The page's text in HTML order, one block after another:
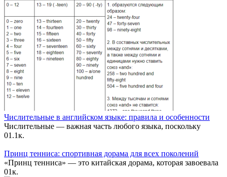
Числительные в английском языке: правила и особенности
Числительные — важная часть любого языка, поскольку
01.1к.
Принц тенниса: спортивная дорама для всех поколений
«Принц тенниса» — это китайская дорама, которая завоевала
01к.